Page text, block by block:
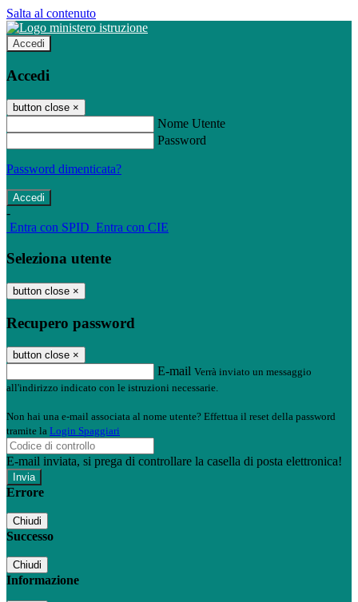
Salta al contenuto
Accedi
Accedi
button close ×
Nome Utente
Password
Password dimenticata?
-
Entra con SPID Entra con CIE
Seleziona utente
button close ×
Recupero password
button close ×
E-mail Verrà inviato un messaggio
all'indirizzo indicato con le istruzioni necessarie.
Non hai una e-mail associata al nome utente? Effettua il reset della password
tramite la Login Spaggiari
E-mail inviata, si prega di controllare la casella di posta elettronica!
Errore
Chiudi
Successo
Chiudi
Informazione